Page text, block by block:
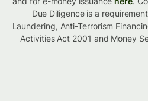
Due Diligence is a
Laundering, Anti-Terrorism
Activities Act 2001 and Money